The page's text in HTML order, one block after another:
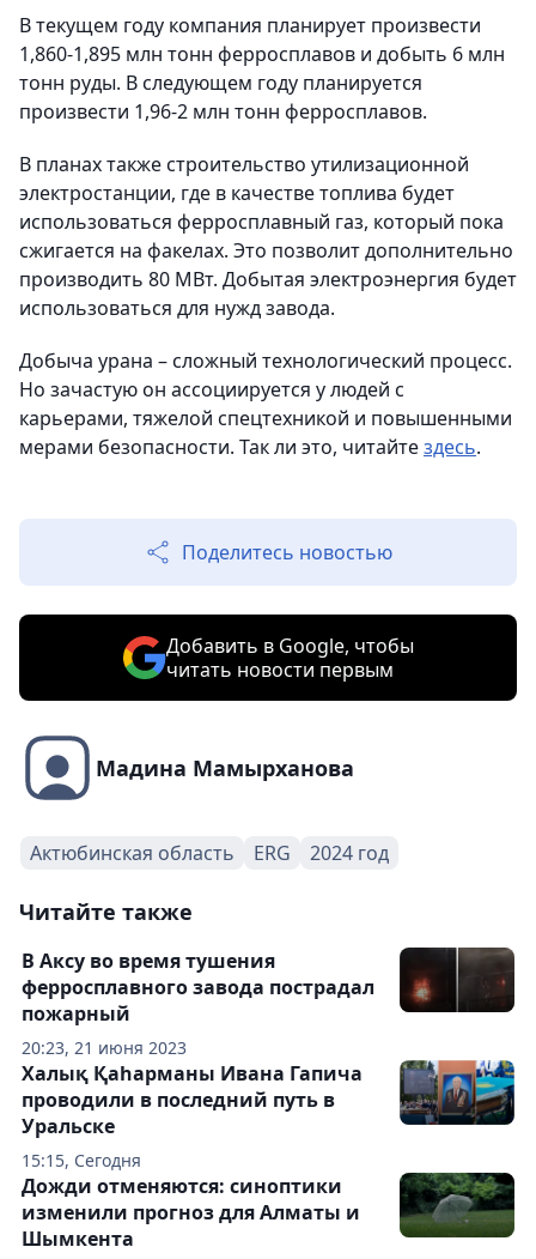
В текущем году компания планирует произвести
1,860-1,895 млн тонн ферросплавов и добыть 6 млн
тонн руды. В следующем году планируется
произвести 1,96-2 млн тонн ферросплавов.
В планах также строительство утилизационной
электростанции, где в качестве топлива будет
использоваться ферросплавный газ, который пока
сжигается на факелах. Это позволит дополнительно
производить 80 МВт. Добытая электроэнергия будет
использоваться для нужд завода.
Добыча урана – сложный технологический процесс.
Но зачастую он ассоциируется у людей с
карьерами, тяжелой спецтехникой и повышенными
мерами безопасности. Так ли это, читайтездесь.
Поделитесь новостью
Добавить в Google, чтобы
читать новости первым
Мадина Мамырханова
Актюбинская область ERG 2024 год
Читайте также
20:23, 21 июня 2023
В Аксу во время тушения
ферросплавного завода пострадал
пожарный
15:15, Сегодня
Халық Қаһарманы Ивана Гапича
проводили в последний путь в
Уральске
Дожди отменяются: синоптики
изменили прогноз для Алматы и
Шымкента